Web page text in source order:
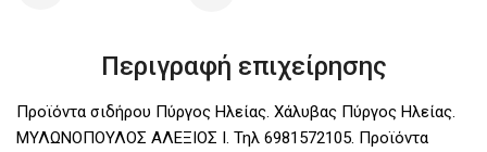
Περιγραφή επιχείρησης
Προϊόντα σιδήρου Πύργος Ηλείας. Χάλυβας Πύργος Ηλείας.
ΜΥΛΩΝΟΠΟΥΛΟΣ ΑΛΕΞΙΟΣ Ι. Τηλ 6981572105. Προϊόντα